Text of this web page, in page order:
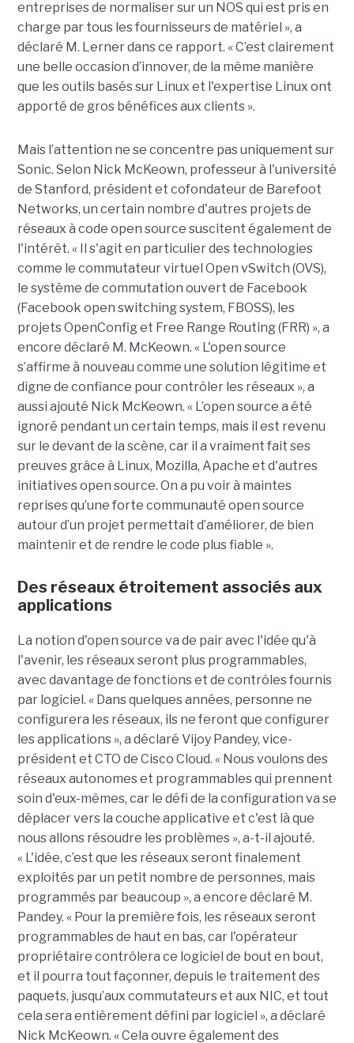
entreprises de normaliser sur un NOS qui est pris en
charge par tous les fournisseurs de matériel », a
déclaré M. Lerner dans ce rapport. « C’est clairement
une belle occasion d’innover, de la même manière
que les outils basés sur Linux et l'expertise Linux ont
apporté de gros bénéfices aux clients ».
Mais l’attention ne se concentre pas uniquement sur
Sonic. Selon Nick McKeown, professeur à l'université
de Stanford, président et cofondateur de Barefoot
Networks, un certain nombre d'autres projets de
réseaux à code open source suscitent également de
l'intérêt. « Il s'agit en particulier des technologies
comme le commutateur virtuel Open vSwitch (OVS),
le système de commutation ouvert de Facebook
(Facebook open switching system, FBOSS), les
projets OpenConfig et Free Range Routing (FRR) », a
encore déclaré M. McKeown. « L'open source
s’affirme à nouveau comme une solution légitime et
digne de confiance pour contrôler les réseaux », a
aussi ajouté Nick McKeown. « L’open source a été
ignoré pendant un certain temps, mais il est revenu
sur le devant de la scène, car il a vraiment fait ses
preuves grâce à Linux, Mozilla, Apache et d'autres
initiatives open source. On a pu voir à maintes
reprises qu’une forte communauté open source
autour d’un projet permettait d’améliorer, de bien
maintenir et de rendre le code plus fiable ».
Des réseaux étroitement associés aux
applications
La notion d'open source va de pair avec l'idée qu'à
l'avenir, les réseaux seront plus programmables,
avec davantage de fonctions et de contrôles fournis
par logiciel. « Dans quelques années, personne ne
configurera les réseaux, ils ne feront que configurer
les applications », a déclaré Vijoy Pandey, vice-
président et CTO de Cisco Cloud. « Nous voulons des
réseaux autonomes et programmables qui prennent
soin d'eux-mêmes, car le défi de la configuration va se
déplacer vers la couche applicative et c'est là que
nous allons résoudre les problèmes », a-t-il ajouté.
« L'idée, c’est que les réseaux seront finalement
exploités par un petit nombre de personnes, mais
programmés par beaucoup », a encore déclaré M.
Pandey. « Pour la première fois, les réseaux seront
programmables de haut en bas, car l'opérateur
propriétaire contrôlera ce logiciel de bout en bout,
et il pourra tout façonner, depuis le traitement des
paquets, jusqu’aux commutateurs et aux NIC, et tout
cela sera entièrement défini par logiciel », a déclaré
Nick McKeown. « Cela ouvre également des